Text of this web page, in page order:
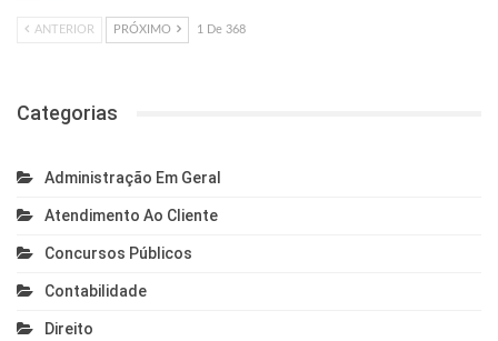
ANTERIOR PRÓXIMO 1 De 368
Categorias
Administração Em Geral
Atendimento Ao Cliente
Concursos Públicos
Contabilidade
Direito